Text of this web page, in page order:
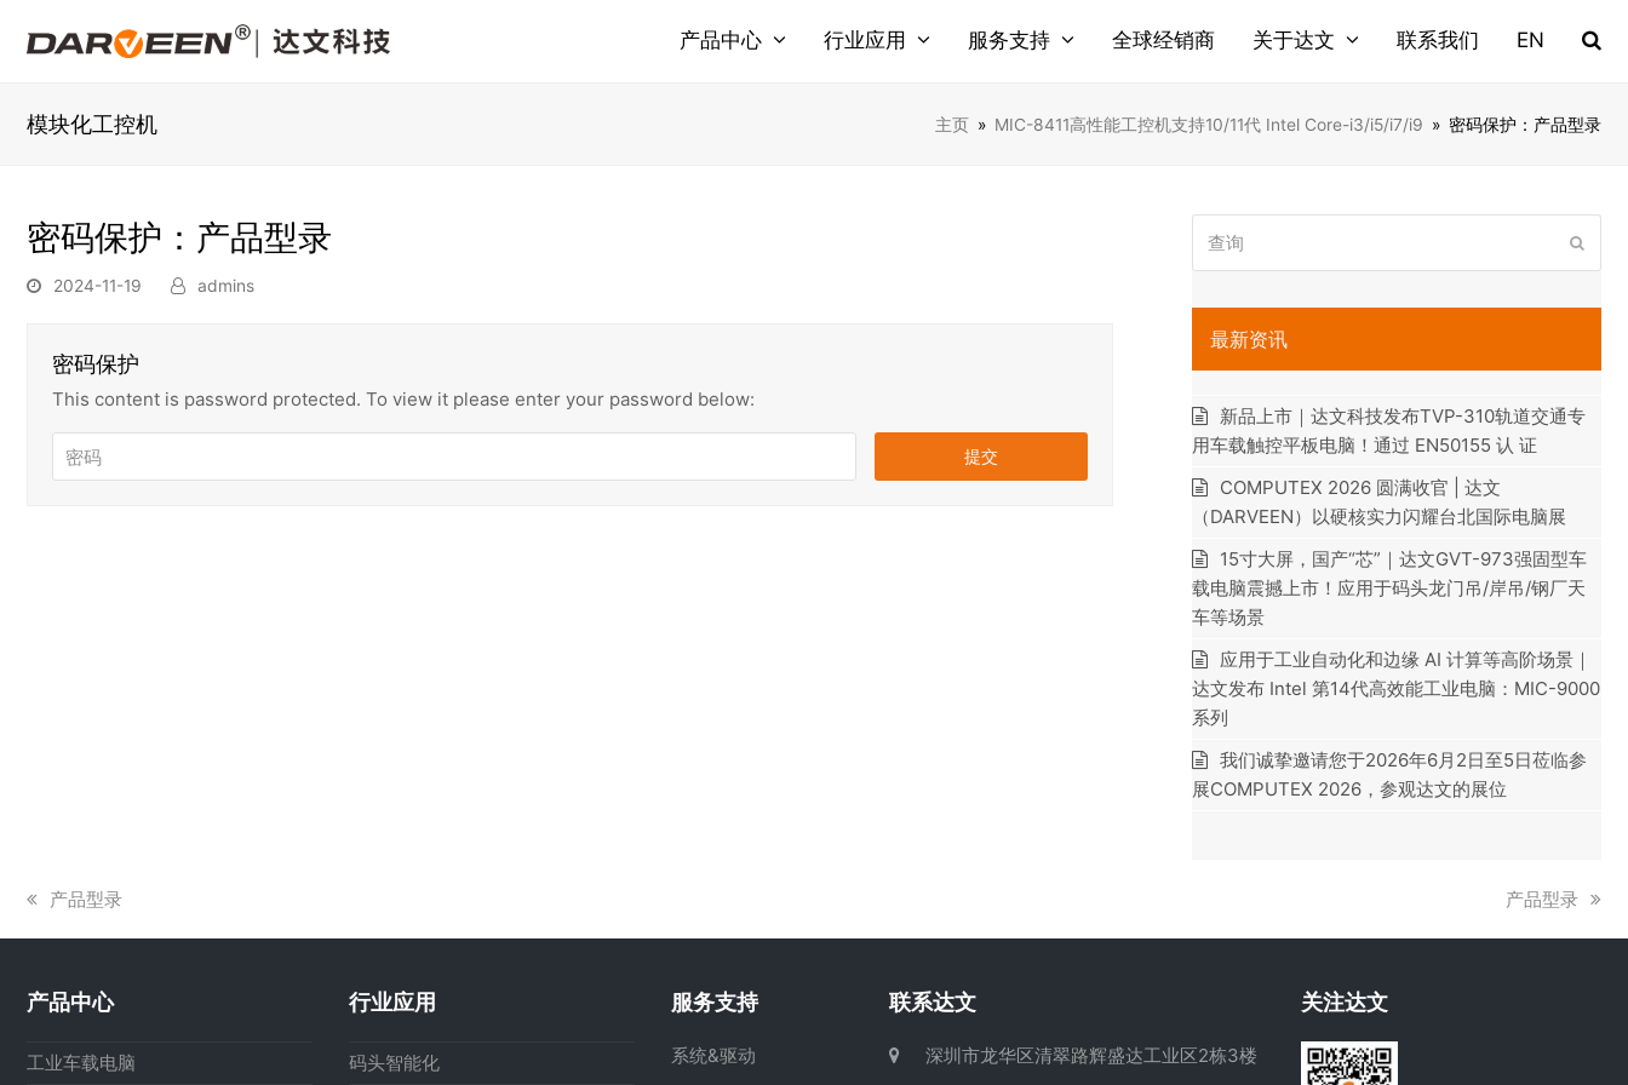
产品中心 行业应用 服务支持 全球经销商 关于达文 联系我们 EN
模块化工控机 主页 » MIC-8411高性能工控机支持10/11代 Intel Core-i3/i5/i7/i9 » 密码保护：产品型录
密码保护：产品型录
2024-11-19 admins
密码保护
This content is password protected. To view it please enter your password below:
询
最新资讯
新品上市｜达文科技发布TVP-310轨道交通专
用车载触控平板电脑！通过 EN50155 认 证
COMPUTEX 2026 圆满收官 | 达文
（DARVEEN）以硬核实力闪耀台北国际电脑展
15寸大屏，国产“芯”｜达文GVT-973强固型车
载电脑震撼上市！应用于码头龙门吊/岸吊/钢厂天
车等场景
应用于工业自动化和边缘 AI 计算等高阶场景｜
达文发布 Intel 第14代高效能工业电脑：MIC-9000
系列
我们诚挚邀请您于2026年6月2日至5日莅临参
展COMPUTEX 2026，参观达文的展位
上
章:
产品型录
下
产品型录
产品中心
工业车载电脑
行业应用
码头智能化
服务支持
系统&驱动
联系达文
深圳市龙华区清翠路辉盛达工业区2栋3楼
关注达文